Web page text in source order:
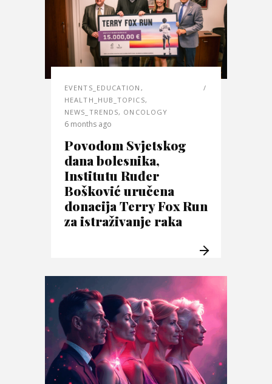
EVENTS_EDUCATION ,
HEALTH_HUB_TOPICS,
NEWS_TRENDS, ONCOLOGY
6 months ago
Povodom Svjetskog
dana bolesnika,
Institutu Ruđer
Bošković uručena
donacija Terry Fox Run
za istraživanje raka